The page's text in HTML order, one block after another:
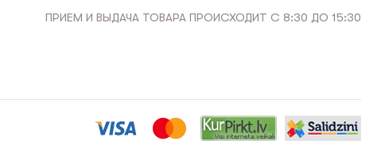
ПРИЕМ И ВЫДАЧА ТОВАРА ПРОИСХОДИТ С 8:30 ДО 15:30